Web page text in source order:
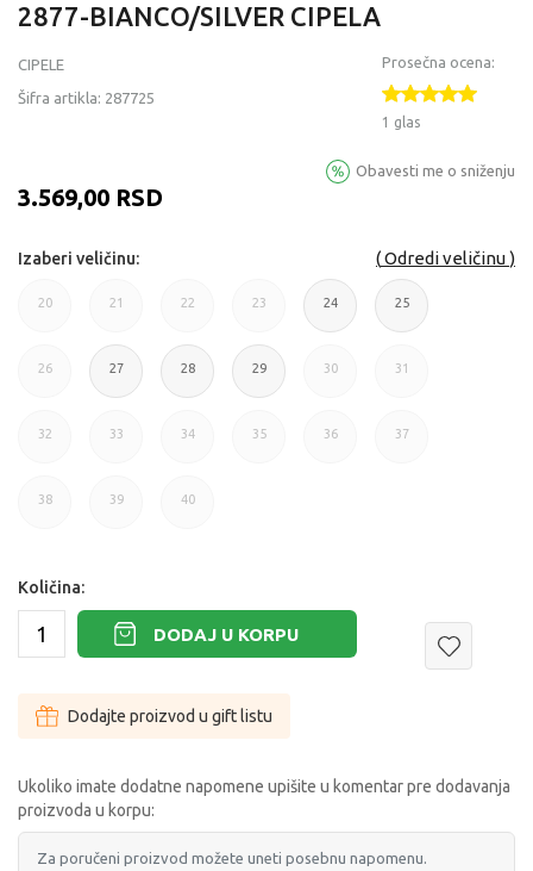
2877-BIANCO/SILVER CIPELA
CIPELE
Šifra artikla: 287725
Prosečna ocena:
1 glas
3.569,00 RSD
Obavesti me o sniženju
Odredi veličinu
Izaberi veličinu:
20 21
21
22
22
23
23
24 25
26
27 28 29 30 31
32
33 34 35 36 37
38
39 40
Količina:
DODAJ U KORPU
Dodajte proizvod u gift listu
Ukoliko imate dodatne napomene upišite u komentar pre dodavanja
proizvoda u korpu: